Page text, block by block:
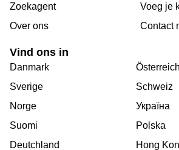
Zoekagent
Over ons
Voeg je
Сontact
Vind ons in
Danmark
Sverige
Norge
Suomi
Deutchland
Österreich
Schweiz
Україна
Polska
Hong